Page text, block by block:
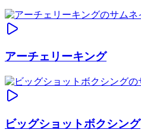
アーチェリーキング
ビッグショットボクシング